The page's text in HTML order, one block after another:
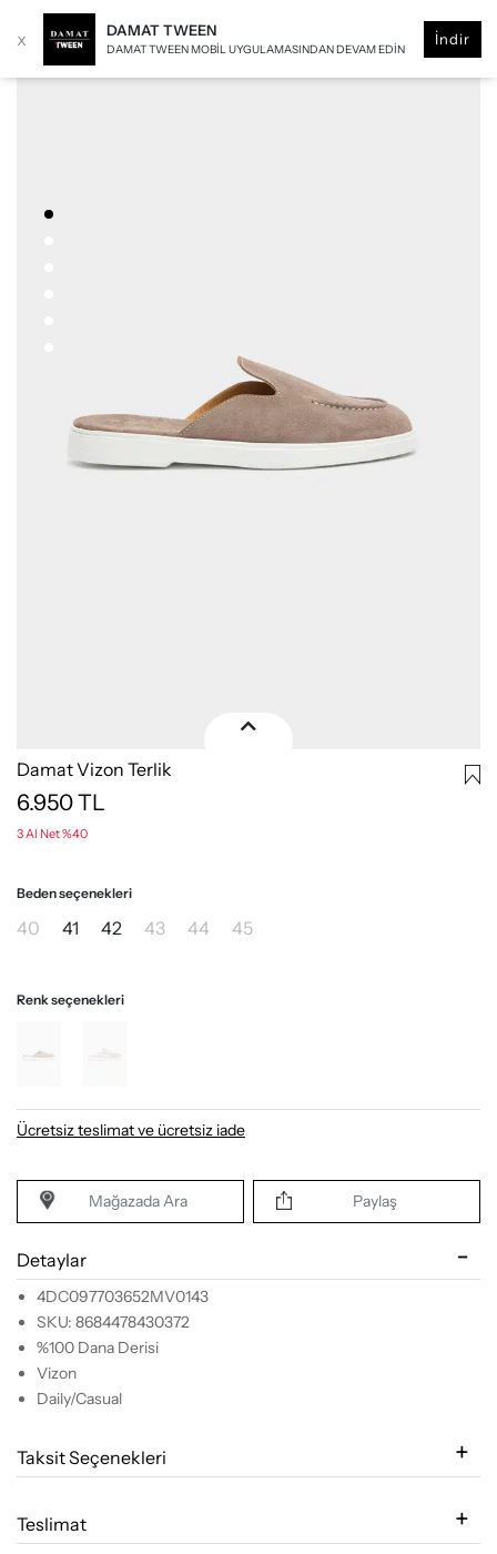
x DAMAT TWEEN
DAMAT TWEEN MOBIL UYGULAMASINDAN DEVAM EDIN
İndir
Damat Vizon Terlik
6.950TL
3 Al Net %40
Beden seçenekleri
40 41 42 43 44 45
Renk seçenekleri
Ücretsiz teslimat ve ücretsiz iade
Mağazada Ara Paylaş
Detaylar
4DC097703652MV0143
SKU: 8684478430372
%100 Dana Derisi
Vizon
Daily/Casual
Taksit Seçenekleri
Teslimat